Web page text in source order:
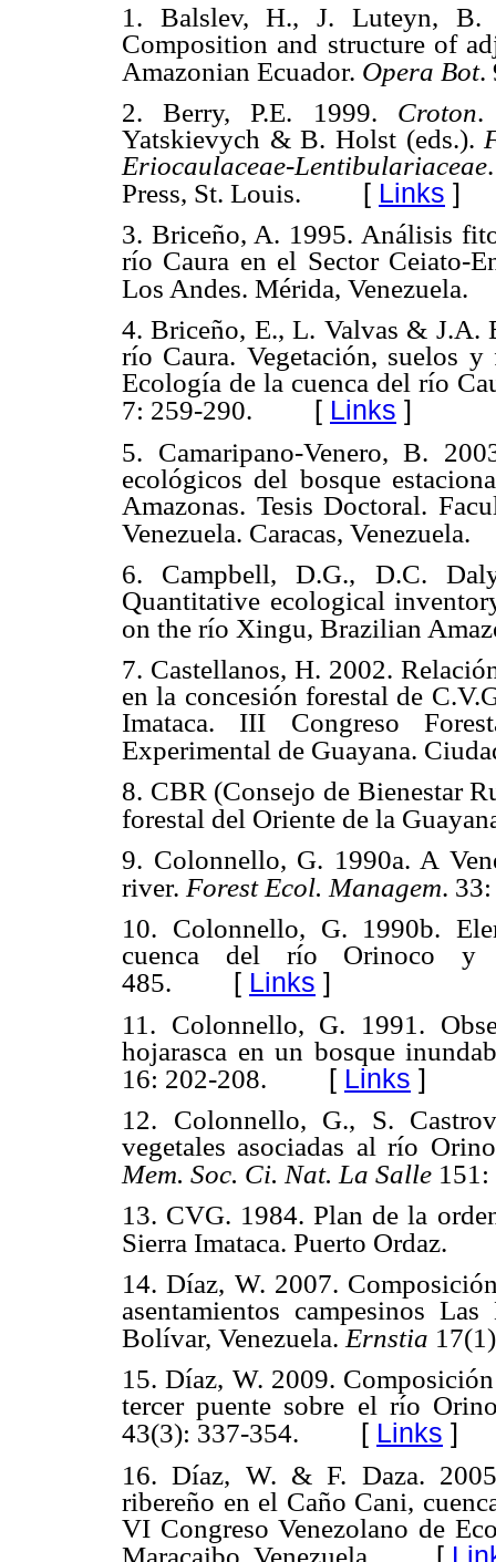
1. Balslev,H., J. Luteyn,
Composition and structure of
Amazonian Ecuador. Opera Bot.
2. Berry,P.E. 1999. Croton.
Yatskievych & B. Holst (eds.).
Eriocaulaceae-Lentibulariaceae
Press, St. Louis. [ Links ]
3. Briceño, A. 1995. Análisis
río Caura en el Sector Ceiato-
Los Andes. Mérida, Venezuela.
4. Briceño, E., L. Valvas & J.A.
río Caura. Vegetación, suelos
Ecología de la cuenca del río
7: 259-290. [ Links ]
5. Camaripano-Venero, B.
ecológicos del bosque
Amazonas. Tesis Doctoral.
Venezuela. Caracas, Venezuela.
6. Campbell, D.G., D.C.
Quantitative ecological
on the río Xingu, Brazilian
7. Castellanos, H. 2002. Relació
en la concesión forestal de
Imataca. III Congreso
Experimental de Guayana.
8. CBR (Consejo de Bienestar
forestal del Oriente de la
9. Colonnello, G. 1990a. A
river. Forest Ecol. Managem.
10. Colonnello, G. 1990b.
cuenca del río Orinoco y
485. [ Links ]
11. Colonnello, G. 1991.
hojarasca en un bosque
16: 202-208. [ Links ]
12. Colonnello, G., S.
vegetales asociadas al río
Mem. Soc. Ci. Nat. La Salle
13. CVG. 1984. Plan de la
Sierra Imataca. Puerto Ordaz.
14. Díaz, W. 2007.
asentamientos campesinos
Bolívar, Venezuela. Ernstia
15. Díaz, W. 2009.
tercer puente sobre el río
43(3): 337-354. [ Links ]
16. Díaz, W. &F. Daza.
ribereño en el Caño Cani,
VI Congreso Venezolano de
Maracaibo, Venezuela.
[